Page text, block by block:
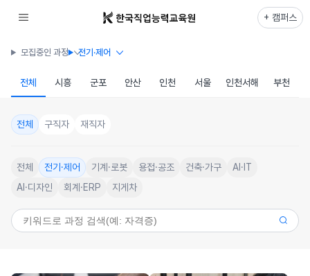
+ 캠퍼스
모집중인 과정 전기·제어
전체 시흥 군포 안산 인천 서울 인천서해 부천
전체 구직자 재직자
전체 전기·제어 기계·로봇 용접·공조 건축·가구
AI·IT
AI·디자인
회계·ERP 지게차